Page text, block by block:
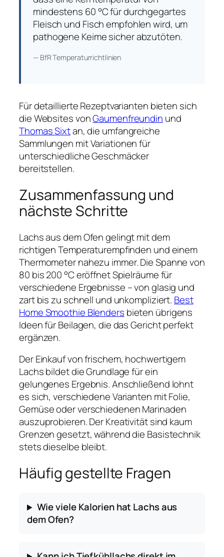
mindestens 60 °C für durchgegartes
Fleisch und Fisch empfohlen wird, um
pathogene Keime sicher abzutöten.
— BfR Temperaturrichtlinien
Für detaillierte Rezeptvarianten bieten sich
die Websites vonGaumenfreundin und
Thomas Sixtan, die umfangreiche
Sammlungen mit Variationen für
unterschiedliche Geschmäcker
bereitstellen.
Zusammenfassung und
nächste Schritte
Lachs aus dem Ofen gelingt mit dem
richtigen Temperaturempfinden und einem
Thermometer nahezu immer. Die Spanne von
80 bis 200 °C eröffnet Spielräume für
verschiedene Ergebnisse – von glasig und
zart bis zu schnell und unkompliziert. Best
Home Smoothie Blenders bieten übrigens
Ideen für Beilagen, die das Gericht perfekt
ergänzen.
Der Einkauf von frischem, hochwertigem
Lachs bildet die Grundlage für ein
gelungenes Ergebnis. Anschließend lohnt
es sich, verschiedene Varianten mit Folie,
Gemüse oder verschiedenen Marinaden
auszuprobieren. Der Kreativität sind kaum
Grenzen gesetzt, während die Basistechnik
stets dieselbe bleibt.
Häufig gestellte Fragen
Wie viele Kalorien hat Lachs aus
dem Ofen?